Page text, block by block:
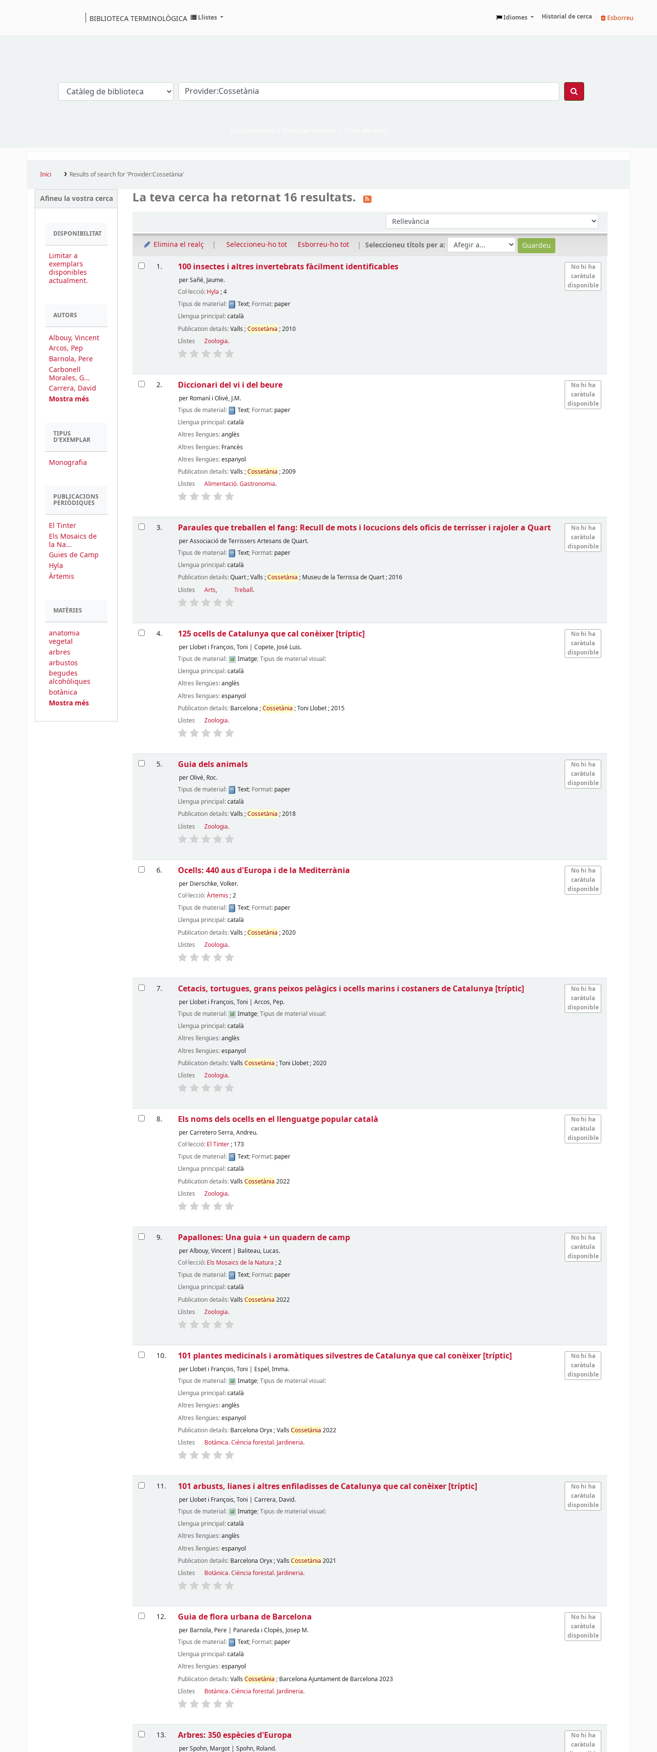
BIBLIOTECA TERMINOLÒGICA Llistes Idiomes Historial de cerca Esborreu
Inici Results of search for 'Provider:Cossetània'
Afineu la vostra cerca
DISPONIBILITAT
Limitar a
exemplars
disponibles
actualment.
AUTORS
Albouy, Vincent
Arcos, Pep
Barnola, Pere
Carbonell
Morales, G...
Carrera, David
Mostra més
TIPUS
D'EXEMPLAR
Monografia
PUBLICACIONS
PERIÒDIQUES
El Tinter
Els Mosaics de
la Na...
Guies de Camp
Hyla
Àrtemis
MATÈRIES
anatomia
vegetal
arbres
arbustos
begudes
alcohòliques
botànica
Mostra més
La teva cerca ha retornat 16 resultats.
Ordeneu per:
Elimina el realç Seleccioneu-ho tot Esborreu-ho tot Seleccioneu títols per a:
Resultats
1.
No hi ha
caràtula
disponible
100 insectes i altres invertebrats fàcilment identificables
perSañé, Jaume.
Col·lecció: Hyla ; 4
Tipus de material:
Text; Format: paper
Llengua principal:català
Publication details:Valls ;Cossetània ;2010
Llistes
Zoologia.
2.
No hi ha
caràtula
disponible
Diccionari del vi i del beure
per Romaní i Olivé, J.M.
Tipus de material:
Text; Format: paper
Llengua principal:català
Altres llengües:anglès
Altres llengües: Francès
Altres llengües:espanyol
Publication details:Valls ;Cossetània ;2009
Llistes
Alimentació. Gastronomia.
3.
No hi ha
caràtula
disponible
Paraules que treballen el fang: Recull de mots i locucions dels oficis de terrisser i rajoler a Quart
perAssociació de Terrissers Artesans de Quart.
Tipus de material:
Text; Format: paper
Llengua principal:català
Publication details:Quart;Valls ;Cossetània ; Museu de la Terrissa de Quart;2016
Llistes
Arts, Treball.
4.
No hi ha
caràtula
disponible
125 ocells de Catalunya que cal conèixer [tríptic]
per Llobet i François, Toni |Copete, José Luis.
Tipus de material:
Imatge; Tipus de material visual:
Llengua principal:català
Altres llengües:anglès
Altres llengües:espanyol
Publication details: Barcelona ;Cossetània ;Toni Llobet;2015
Llistes
Zoologia.
5.
No hi ha
caràtula
disponible
Guia dels animals
perOlivé, Roc.
Tipus de material:
Text; Format: paper
Llengua principal:català
Publication details:Valls ;Cossetània ;2018
Llistes
Zoologia.
6.
No hi ha
caràtula
disponible
Ocells: 440 aus d'Europa i de la Mediterrània
per Dierschke, Volker.
Col·lecció:Àrtemis; 2
Tipus de material:
Text; Format: paper
Llengua principal:català
Publication details:Valls ;Cossetània ;2020
Llistes
Zoologia.
7.
No hi ha
caràtula
disponible
Cetacis, tortugues, grans peixos pelàgics i ocells marins i costaners de Catalunya [tríptic]
per Llobet i François, Toni |Arcos, Pep.
Tipus de material:
Imatge; Tipus de material visual:
Llengua principal:català
Altres llengües:anglès
Altres llengües:espanyol
Publication details:Valls Cossetània ;Toni Llobet;2020
Llistes
Zoologia.
8.
No hi ha
caràtula
disponible
Els noms dels ocells en el llenguatge popular català
perCarretero Serra, Andreu.
Col·lecció: El Tinter; 173
Tipus de material:
Text; Format: paper
Llengua principal:català
Publication details:Valls Cossetània 2022
Llistes
Zoologia.
9.
No hi ha
caràtula
disponible
Papallones: Una guia + un quadern de camp
perAlbouy, Vincent
Baliteau, Lucas.
Col·lecció: Els Mosaics de la Natura ; 2
Tipus de material:
Text; Format: paper
Llengua principal:català
Publication details:Valls Cossetània 2022
Llistes
Zoologia.
10.
No hi ha
caràtula
disponible
101 plantes medicinals i aromàtiques silvestres de Catalunya que cal conèixer [tríptic]
per Llobet i François, Toni
Espel, Imma.
Tipus de material:
Imatge; Tipus de material visual:
Llengua principal:català
Altres llengües:anglès
Altres llengües:espanyol
Publication details: Barcelona Oryx;Valls Cossetània 2022
Llistes
Botànica. Ciència forestal. Jardineria.
11.
No hi ha
caràtula
disponible
101 arbusts, lianes i altres enfiladisses de Catalunya que cal conèixer [tríptic]
per Llobet i François, Toni |Carrera, David.
Tipus de material:
Imatge; Tipus de material visual:
Llengua principal:català
Altres llengües:anglès
Altres llengües:espanyol
Publication details: Barcelona Oryx;Valls Cossetània 2021
Llistes
Botànica. Ciència forestal. Jardineria.
12.
No hi ha
caràtula
disponible
Guia de flora urbana de Barcelona
per Barnola, Pere
Panareda i Clopés, Josep M.
Tipus de material:
Text; Format: paper
Llengua principal:català
Altres llengües:espanyol
Publication details:Valls Cossetània ; Barcelona Ajuntament de Barcelona 2023
Llistes
Botànica. Ciència forestal. Jardineria.
13.
No hi ha
caràtula
Arbres: 350 espècies d'Europa
perSpohn, Margot |Spohn, Roland.